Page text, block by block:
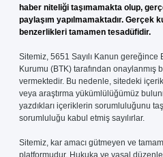
haber niteliği taşımamakta olup,
paylaşım yapılmamaktadır. Gerçek
benzerlikleri tamamen tesadüfidir.
Sitemiz, 5651 Sayılı Kanun
Kurumu (BTK) tarafından onaylanmış
vermektedir. Bu nedenle, sitedeki
veya araştırma yükümlülüğümüz
yazdıkları içeriklerin sorumluluğunu
sorumluluğu kabul etmiş sayılırlar.
Sitemiz, kar amacı gütmeyen ve
platformudur. Hukuka ve yasal